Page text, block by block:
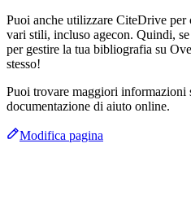
Puoi anche utilizzare CiteDrive
vari stili, incluso agecon. Quindi,
per gestire la tua bibliografia su
stesso!
Puoi trovare maggiori informazioni
documentazione di aiuto online.
Modifica pagina